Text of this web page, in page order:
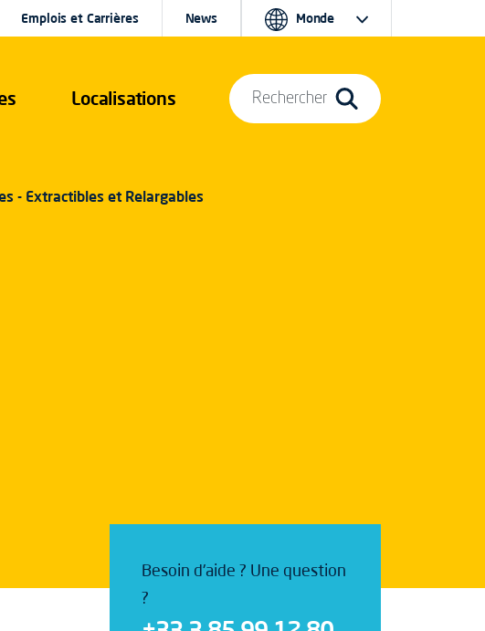
Localisations
Emplois et Carrières News Monde
Rechercher
- Extractibles et Relargables
Besoin d'aide ? Une question
?